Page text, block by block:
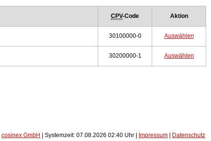
CPV-Code Aktion
30100000-0 Auswählen
30200000-1 Auswählen
cosinex GmbH | Systemzeit: 07.08.2026 02:40 Uhr | Impressum Datenschutz